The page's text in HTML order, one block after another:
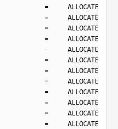
=     ALLOCATED
=
=     ALLOCATED
=
=     ALLOCATED
=
=     ALLOCATED
=
=     ALLOCATED
=
=     ALLOCATED
=